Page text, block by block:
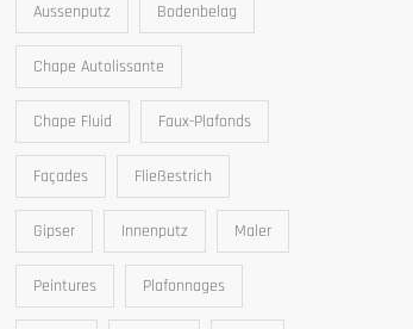
Aussenputz Bodenbelag
Chape Autolissante
Chape Fluid Faux-Plafonds
Façades Fließestrich
Gipser Innenputz Maler
Peintures Plafonnages